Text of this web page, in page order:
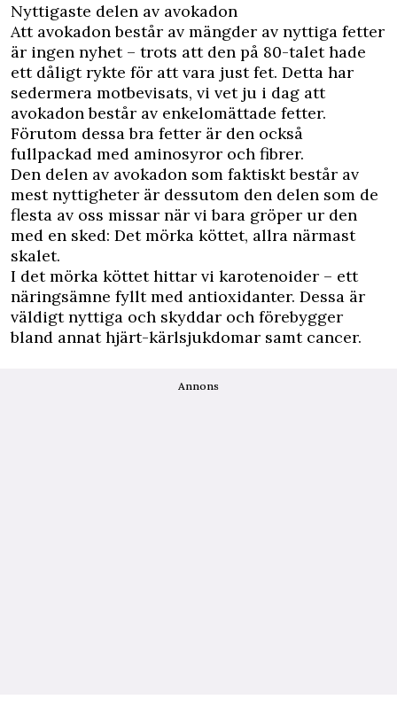
Nyttigaste delen av avokadon
Att avokadon består av mängder av nyttiga fetter
är ingen nyhet – trots att den på 80-talet hade
ett dåligt rykte för att vara just fet. Detta har
sedermera motbevisats, vi vet ju i dag att
avokadon består av enkelomättade fetter.
Förutom dessa bra fetter är den också
fullpackad med aminosyror och fibrer.
Den delen av avokadon som faktiskt består av
mest nyttigheter är dessutom den delen som de
flesta av oss missar när vi bara gröper ur den
med en sked: Det mörka köttet, allra närmast
skalet.
I det mörka köttet hittar vi karotenoider – ett
näringsämne fyllt med antioxidanter. Dessa är
väldigt nyttiga och skyddar och förebygger
bland annat hjärt-kärlsjukdomar samt cancer.
Annons